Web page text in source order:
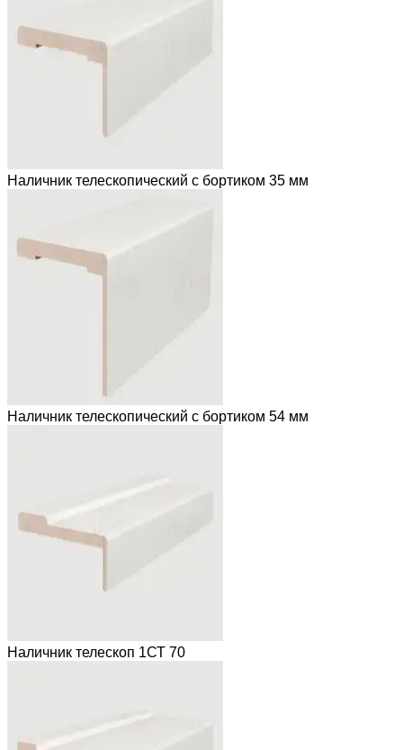
Наличник телескопический с бортиком 35 мм
Наличник телескопический с бортиком 54 мм
Наличник телескоп 1СТ 70